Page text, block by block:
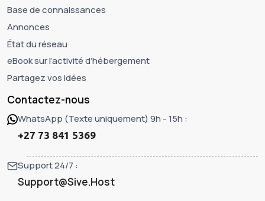
Base de connaissances
Annonces
État du réseau
eBook sur l’activité d’hébergement
Partagez vos idées
Contactez-nous
WhatsApp (Texte uniquement) 9h - 15h :
+27 73 841 5369
Support 24/7 :
Support@Sive.Host